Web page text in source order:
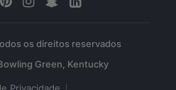
os direitos reservados